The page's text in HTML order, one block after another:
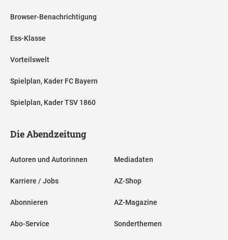
Browser-Benachrichtigung
Ess-Klasse
Vorteilswelt
Spielplan, Kader FC Bayern
Spielplan, Kader TSV 1860
Die Abendzeitung
Autoren und Autorinnen
Karriere / Jobs
Abonnieren
Abo-Service
Mediadaten
AZ-Shop
AZ-Magazine
Sonderthemen